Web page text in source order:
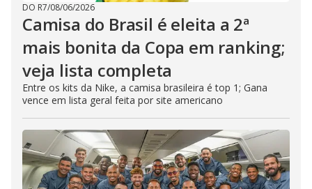
DO R7/08/06/2026
Camisa do Brasil é eleita a 2ª
mais bonita da Copa em ranking;
veja lista completa
Entre os kits da Nike, a camisa brasileira é top 1; Gana
vence em lista geral feita por site americano